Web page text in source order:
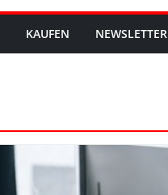
KAUFEN NEWSLETTER